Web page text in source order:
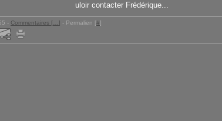
uloir contacter Frédérique...
- Commentaires [ ] - Permalien [#]